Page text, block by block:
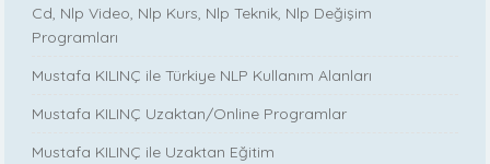
Cd, Nlp Video, Nlp Kurs, Nlp Teknik, Nlp Değişim
Programları
Mustafa KILINÇ ile Türkiye NLP Kullanım Alanları
Mustafa KILINÇ Uzaktan/Online Programlar
Mustafa KILINÇ ile Uzaktan Eğitim